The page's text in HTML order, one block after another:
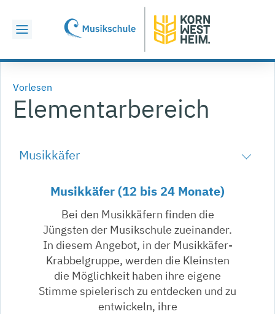
Vorlesen
Elementarbereich
Musikkäfer
Musikkäfer (12 bis 24 Monate)
Bei den Musikkäfern finden die
Jüngsten der Musikschule zueinander.
In diesem Angebot, in der Musikkäfer-
Krabbelgruppe, werden die Kleinsten
die Möglichkeit haben ihre eigene
Stimme spielerisch zu entdecken und zu
entwickeln, ihre